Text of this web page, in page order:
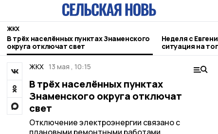
ЖКХ
В трёх населённых пунктах Знаменского
округа отключат свет
Неделя с
ситуация на
городе и
ЖКХ 13 мая , 10:15
В трёх населённых пунктах
Знаменского округа отключат
свет
Отключение электроэнергии связано с